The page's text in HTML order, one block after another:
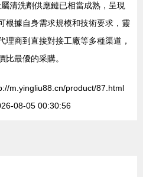
清洗劑供應鏈已相當成熟，呈現
根據自身需求規模和技術要求，靈
理商到直接對接工廠等多種渠道，
比最優的采購。
m.yingliu88.cn/product/87.html
08-05 00:30:56